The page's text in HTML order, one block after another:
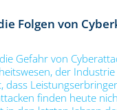
Folgen von
Gefahr von
der
dass
finden heute